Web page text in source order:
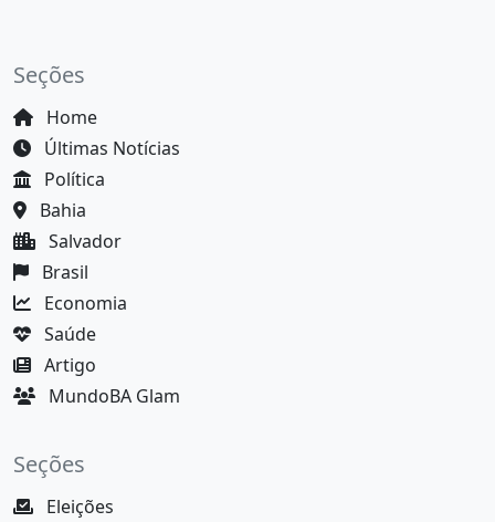
Seções
Home
Últimas Notícias
Política
Bahia
Salvador
Brasil
Economia
Saúde
Artigo
MundoBA Glam
Seções
Eleições